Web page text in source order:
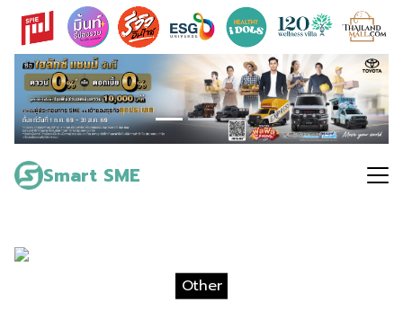
Skip
content
Smart SME
Search
for:
Other